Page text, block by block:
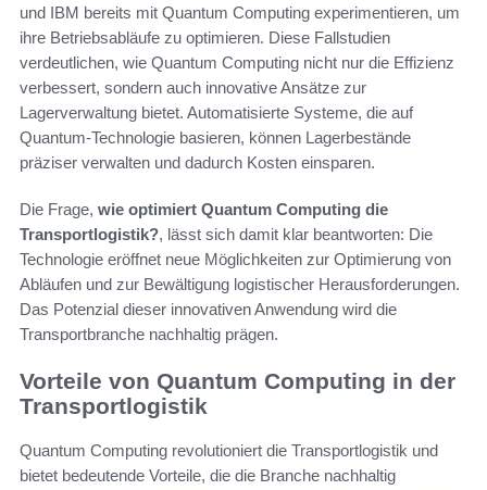
und IBM bereits mit Quantum Computing experimentieren, um
ihre Betriebsabläufe zu optimieren. Diese Fallstudien
verdeutlichen, wie Quantum Computing nicht nur die Effizienz
verbessert, sondern auch innovative Ansätze zur
Lagerverwaltung bietet. Automatisierte Systeme, die auf
Quantum-Technologie basieren, können Lagerbestände
präziser verwalten und dadurch Kosten einsparen.
Die Frage, wie optimiert Quantum Computing die
Transportlogistik?, lässt sich damit klar beantworten: Die
Technologie eröffnet neue Möglichkeiten zur Optimierung von
Abläufen und zur Bewältigung logistischer Herausforderungen.
Das Potenzial dieser innovativen Anwendung wird die
Transportbranche nachhaltig prägen.
Vorteile von Quantum Computing in der
Transportlogistik
Quantum Computing revolutioniert die Transportlogistik und
bietet bedeutende Vorteile, die die Branche nachhaltig